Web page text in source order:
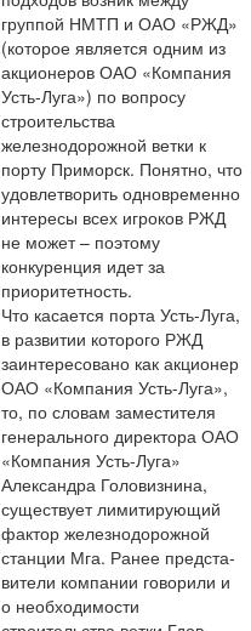
группой НМТП и ОАО «РЖД»
(которое является одним из
ак­ционеров ОАО «Компания
Усть-Луга») по вопросу
строительства
железнодорожной ветки к
порту Приморск. Понятно, что
удовлетворить одновре­менно
интересы всех игроков РЖД
не может – поэтому
конкуренция идет за
приоритетность.
Что касается порта Усть-Луга,
в развитии которого РЖД
заинтересовано как акционер
ОАО «Компания Усть-Луга»,
то, по словам за­местителя
генерального директора ОАО
«Компания Усть-Луга»
Александра Головиз­нина,
существует лимитирующий
фактор же­лезнодорожной
станции Мга. Ранее предста­
вители компании говорили и
о необходимости